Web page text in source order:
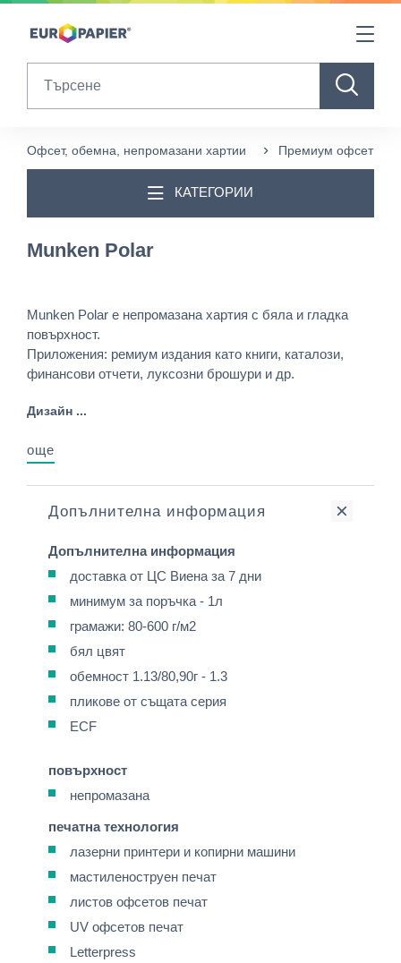
Table Of Content
Продукти в допълнение към този
Други продукти, които може да ви харесат
Офсет, обемна, непромазани хартии Премиум офсети
КАТЕГОРИИ
Munken Polar
Munken Polar е непромазана хартия с бяла и гладка
повърхност.
Приложения: ремиум издания като книги, каталози,
финансови отчети, луксозни брошури и др.
Дизайн ...
още
Допълнителна информация
Допълнителна информация
доставка от ЦС Виена за 7 дни
минимум за поръчка - 1л
грамажи: 80-600 г/м2
бял цвят
обемност 1.13/80,90г - 1.3
пликове от същата серия
ECF
повърхност
непромазана
печатна технология
лазерни принтери и копирни машини
мастиленоструен печат
листов офсетов печат
UV офсетов печат
Letterpress